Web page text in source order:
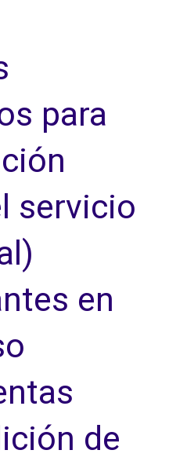
para
servicio
en
de